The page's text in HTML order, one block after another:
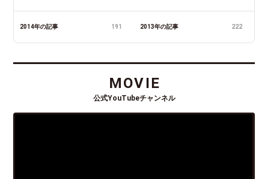
2014年の記事 191 2013年の記事 222
MOVIE
公式YouTubeチャンネル